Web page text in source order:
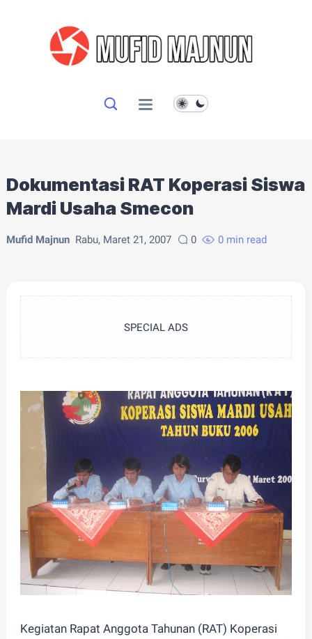
Dokumentasi RAT Koperasi Siswa
Mardi Usaha Smecon
Mufid Majnun Rabu, Maret 21, 2007 0 0 min read
SPECIAL ADS
Kegiatan Rapat Anggota Tahunan (RAT) Koperasi